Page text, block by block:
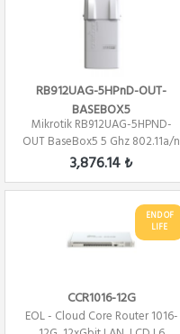
RB912UAG-5HPnD-OUT-
BASEBOX5
Mikrotik RB912UAG-5HPND-
OUT BaseBox5 5 Ghz 802.11a/n
2x2 Mimo PTP/...
3,876.14 ₺
END OF
LIFE
CCR1016-12G
EOL - Cloud Core Router 1016-